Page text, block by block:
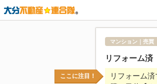
マンション｜売買
リフォーム
ここに注目！
リフォーム